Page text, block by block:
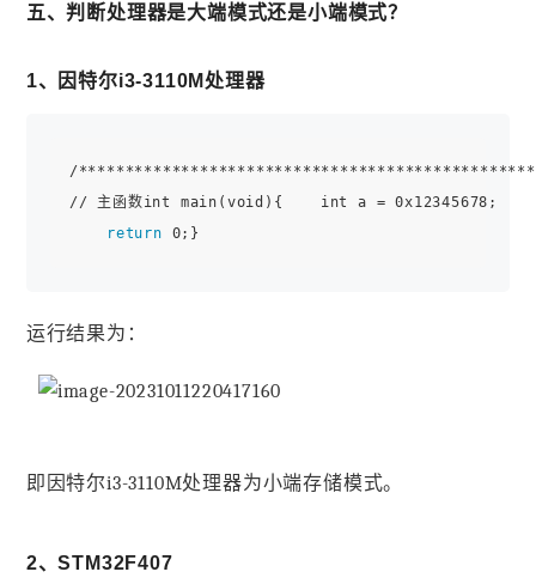
五、判断处理器是大端模式还是小端模式？
1、因特尔i3-3110M处理器
/
// 主函数int main(void){    int a = 0x12345678;
return
运行结果为：
即因特尔i3-3110M处理器为小端存储模式。
2、STM32F407